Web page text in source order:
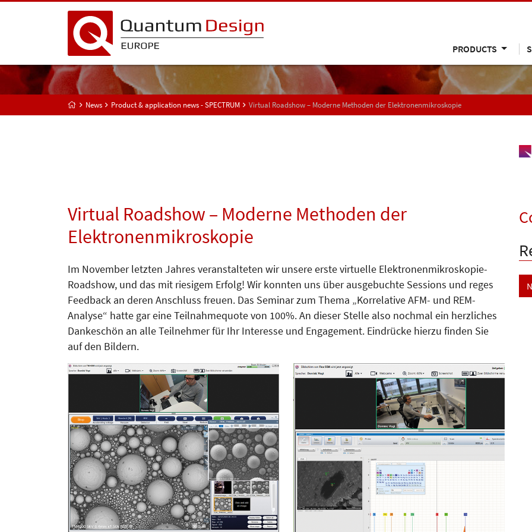
PRODUCTS
News Product & application news - SPECTRUM Virtual Roadshow – Moderne Methoden der Elektronenmikroskopie
Virtual Roadshow – Moderne Methoden der
Elektronenmikroskopie
Im November letzten Jahres veranstalteten wir unsere erste virtuelle Elektronenmikroskopie-
Roadshow, und das mit riesigem Erfolg! Wir konnten uns über ausgebuchte Sessions und reges
Feedback an deren Anschluss freuen. Das Seminar zum Thema „Korrelative AFM- und REM-
Analyse“ hatte gar eine Teilnahmequote von 100%. An dieser Stelle also nochmal ein herzliches
Dankeschön an alle Teilnehmer für Ihr Interesse und Engagement. Eindrücke hierzu finden Sie
auf den Bildern.